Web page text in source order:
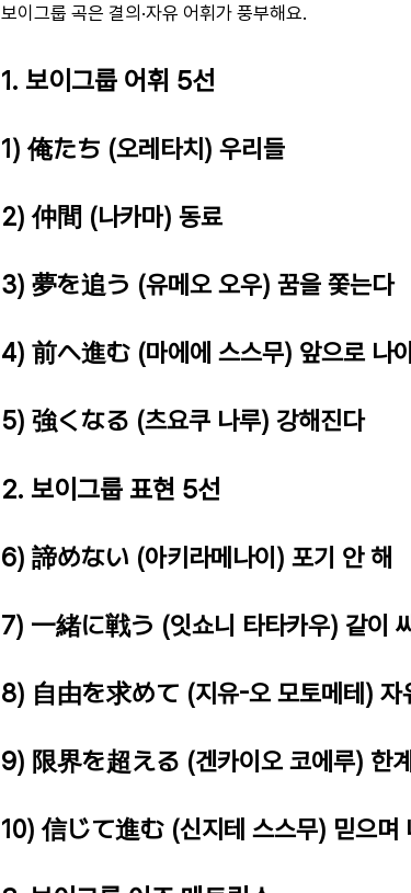
보이그룹 곡은 결의·자유 어휘가 풍부해요.
1. 보이그룹 어휘 5선
1) 俺たち (오레타치) 우리들
2) 仲間 (나카마) 동료
3) 夢を追う (유메오 오우) 꿈을 쫓는다
4) 前へ進む (마에에 스스무) 앞으로 나
5) 強くなる (츠요쿠 나루) 강해진다
2. 보이그룹 표현 5선
6) 諦めない (아키라메나이) 포기 안 해
7) 一緒に戦う (잇쇼니 타타카우) 같이
8) 自由を求めて (지유-오 모토메테) 자
9) 限界を超える (겐카이오 코에루) 한
10) 信じて進む (신지테 스스무) 믿으며